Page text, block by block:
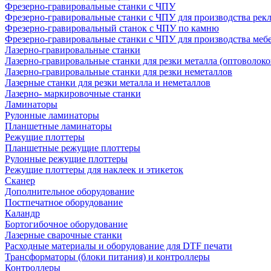
Фрезерно-гравировальные станки с ЧПУ
Фрезерно-гравировальные станки с ЧПУ для производства
Фрезерно-гравировальный станок с ЧПУ по камню
Фрезерно-гравировальные станки с ЧПУ для производства
Лазерно-гравировальные станки
Лазерно-гравировальные станки для резки металла
Лазерно-гравировальные станки для резки неметаллов
Лазерные станки для резки металла и неметаллов
Лазерно- маркировочные станки
Ламинаторы
Рулонные ламинаторы
Планшетные ламинаторы
Режущие плоттеры
Планшетные режущие плоттеры
Рулонные режущие плоттеры
Режущие плоттеры для наклеек и этикеток
Сканер
Дополнительное оборудование
Постпечатное оборудование
Каландр
Бортогибочное оборудование
Лазерные сварочные станки
Расходные материалы и оборудование для DTF печати
Трансформаторы (блоки питания) и контроллеры
Контроллеры